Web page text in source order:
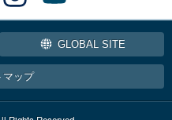
GLOBAL SITE
マップ